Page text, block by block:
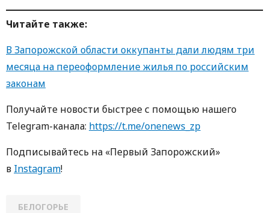
Читайте также:
В Запорожской области оккупанты дали людям три
месяца на переоформление жилья по российским
законам
Получайте новости быстрее с помощью нашего
Telegram-канала: https://t.me/onenews_zp
Подписывайтесь на «Первый Запорожский»
в Instagram!
БЕЛОГОРЬЕ